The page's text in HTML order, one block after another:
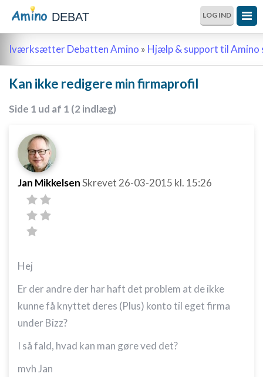
DEBAT LOG IND
Iværksætter Debatten Amino » Hjælp & support til Amino
Kan ikke redigere min firmaprofil
Side 1 ud af 1 (2 indlæg)
Jan MikkelsenSkrevet 26-03-2015 kl. 15:26
Hej
Er der andre der har haft det problem at de ikke
kunne få knyttet deres (Plus) konto til eget firma
under Bizz?
I så fald, hvad kan man gøre ved det?
mvh Jan